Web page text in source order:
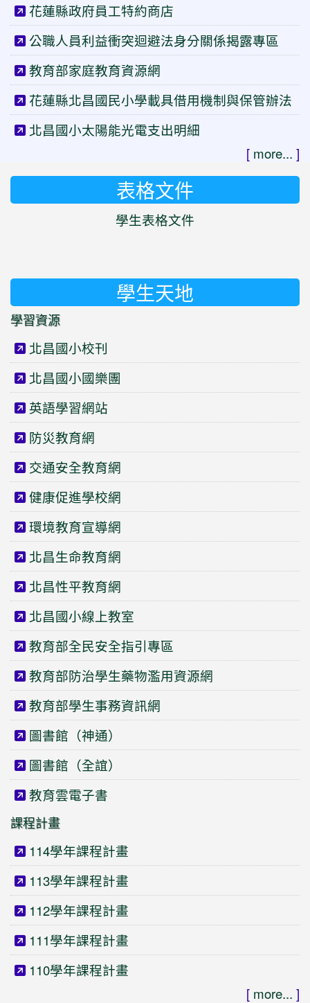
花蓮縣政府員工特約商店
公職人員利益衝突迴避法身分關係揭露專區
教育部家庭教育資源網
花蓮縣北昌國民小學載具借用機制與保管辦法
北昌國小太陽能光電支出明細
[ more... ]
表格文件
學生表格文件
學生天地
學習資源
北昌國小校刊
北昌國小國樂團
英語學習網站
防災教育網
交通安全教育網
健康促進學校網
環境教育宣導網
北昌生命教育網
北昌性平教育網
北昌國小線上教室
教育部全民安全指引專區
教育部防治學生藥物濫用資源網
教育部學生事務資訊網
圖書館（神通）
圖書館（全誼）
教育雲電子書
課程計畫
114學年課程計畫
113學年課程計畫
112學年課程計畫
111學年課程計畫
110學年課程計畫
[ more... ]